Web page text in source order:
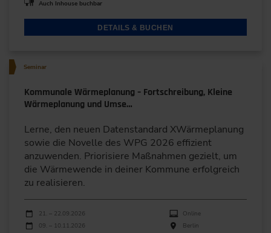
Auch Inhouse buchbar
DETAILS & BUCHEN
Seminar
Kommunale Wärmeplanung – Fortschreibung, Kleine
Wärmeplanung und Umse…
Lerne, den neuen Datenstandard XWärmeplanung
sowie die Novelle des WPG 2026 effizient
anzuwenden. Priorisiere Maßnahmen gezielt, um
die Wärmewende in deiner Kommune erfolgreich
zu realisieren.
Durchführungen
Veranstaltungsdatum
21. – 22.09.2026
Online
09. – 10.11.2026
Berlin